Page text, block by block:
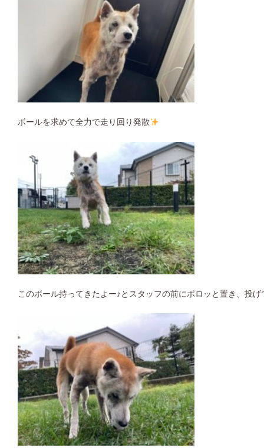
ボールを求めて全力で走り回り発散
このボール持ってきたよー♪とスタッフの前にポロッと置き、投